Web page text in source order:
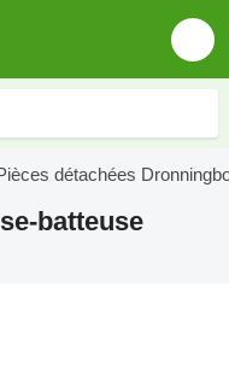
détachées
batteuse